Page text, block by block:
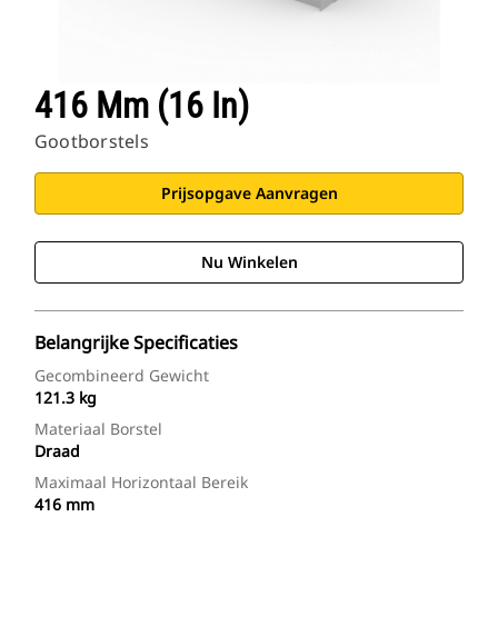
416 Mm (16 In)
Gootborstels
Prijsopgave Aanvragen
Nu Winkelen
Belangrijke Specificaties
Gecombineerd Gewicht
121.3 kg
Materiaal Borstel
Draad
Maximaal Horizontaal Bereik
416 mm